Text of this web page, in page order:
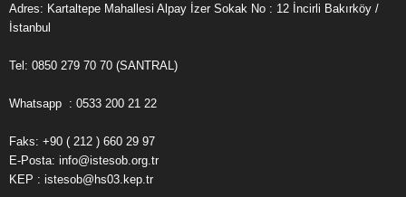
Adres: Kartaltepe Mahallesi Alpay İzer Sokak No : 12 İncirli Bakırköy /
İstanbul
Tel: 0850 279 70 70 (SANTRAL)
Whatsapp : 0533 200 21 22
Faks: +90 ( 212 ) 660 29 97
E-Posta: info@istesob.org.tr
KEP : istesob@hs03.kep.tr